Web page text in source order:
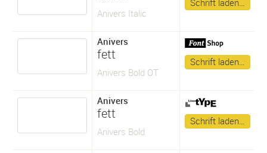
Anivers Italic
Schrift laden…
Anivers
fett
Anivers Bold OT
Schrift laden…
Anivers
fett
Anivers Bold
Schrift laden…